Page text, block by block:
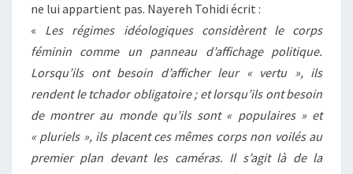
ne lui appartient pas. Nayereh Tohidi écrit :
« Les régimes idéologiques considèrent le corps
féminin comme un panneau d’affichage politique.
Lorsqu’ils ont besoin d’afficher leur « vertu », ils
rendent le tchador obligatoire ; et lorsqu’ils ont besoin
de montrer au monde qu’ils sont « populaires » et
« pluriels », ils placent ces mêmes corps non voilés au
premier plan devant les caméras. Il s’agit là de la